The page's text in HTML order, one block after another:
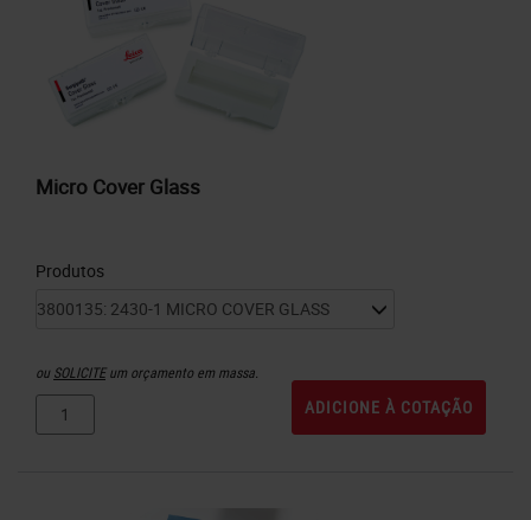
Micro Cover Glass
Produtos
ou SOLICITEum orçamento em massa.
ADICIONE À COTAÇÃO